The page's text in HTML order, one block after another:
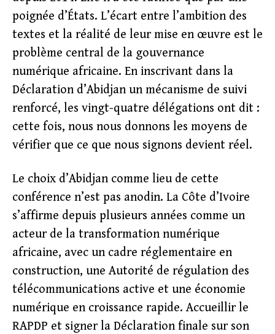
poignée d’États. L’écart entre l’ambition des
textes et la réalité de leur mise en œuvre est le
problème central de la gouvernance
numérique africaine. En inscrivant dans la
Déclaration d’Abidjan un mécanisme de suivi
renforcé, les vingt-quatre délégations ont dit :
cette fois, nous nous donnons les moyens de
vérifier que ce que nous signons devient réel.
Le choix d’Abidjan comme lieu de cette
conférence n’est pas anodin. La Côte d’Ivoire
s’affirme depuis plusieurs années comme un
acteur de la transformation numérique
africaine, avec un cadre réglementaire en
construction, une Autorité de régulation des
télécommunications active et une économie
numérique en croissance rapide. Accueillir le
RAPDP et signer la Déclaration finale sur son